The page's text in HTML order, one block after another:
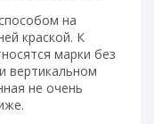
на
краской. К
марки без
вертикальном
не очень